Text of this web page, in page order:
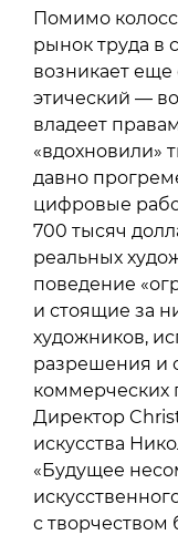
Помимо
рынок труда в
возникает
этический —
владеет
«вдохновили»
давно
цифровые
700 тысяч
реальных
поведение
и стоящие за
художников,
разрешения и
коммерческих
Директор
искусства
«Будущее
с творчеством